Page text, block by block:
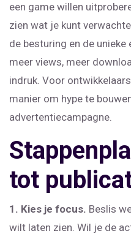
een game willen
zien wat je kunt
de besturing en de
meer views, meer
indruk. Voor
manier om hype te
advertentiecampagne.
tot
1. Kies je focus. Beslis
wilt laten zien. Wil je de